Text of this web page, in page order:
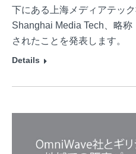
下にある上海メディアテッ
Shanghai Media Tech、略
されたことを発表します。
Details